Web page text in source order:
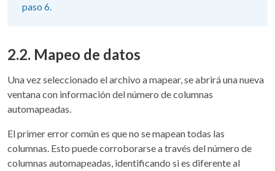
paso 6.
2.2. Mapeo de datos
Una vez seleccionado el archivo a mapear, se abrirá una nueva
ventana con información del número de columnas
automapeadas.
El primer error común es que no se mapean todas las
columnas. Esto puede corroborarse a través del número de
columnas automapeadas, identificando si es diferente al